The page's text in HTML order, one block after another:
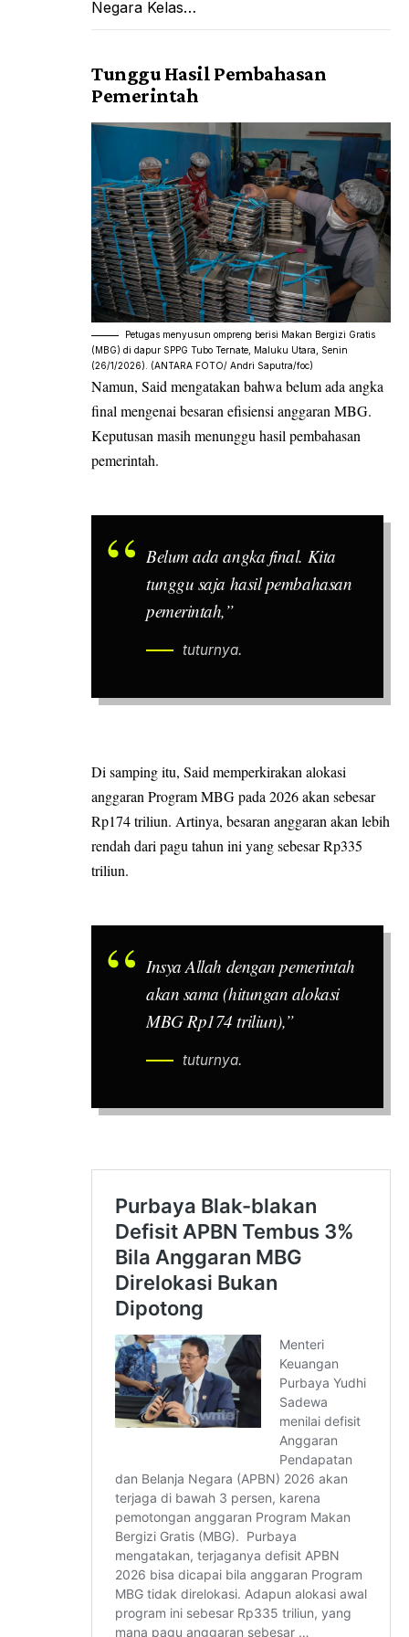
Negara Kelas…
Tunggu Hasil Pembahasan
Pemerintah
Petugas menyusun ompreng berisi Makan Bergizi Gratis
(MBG) di dapur SPPG Tubo Ternate, Maluku Utara, Senin
(26/1/2026). (ANTARA FOTO/ Andri Saputra/foc)
Namun, Said mengatakan bahwa belum ada angka
final mengenai besaran efisiensi anggaran MBG.
Keputusan masih menunggu hasil pembahasan
pemerintah.
Belum ada angka final. Kita
tunggu saja hasil pembahasan
pemerintah,”
tuturnya.
Di samping itu, Said memperkirakan alokasi
anggaran Program MBG pada 2026 akan sebesar
Rp174 triliun. Artinya, besaran anggaran akan lebih
rendah dari pagu tahun ini yang sebesar Rp335
triliun.
Insya Allah dengan pemerintah
akan sama (hitungan alokasi
MBG Rp174 triliun),”
tuturnya.